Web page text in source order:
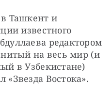
Ташкент и
известного
редактором
на весь мир (и
в Узбекистане)
Востока».